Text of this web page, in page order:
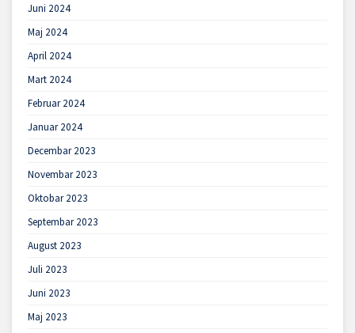
Juni 2024
Maj 2024
April 2024
Mart 2024
Februar 2024
Januar 2024
Decembar 2023
Novembar 2023
Oktobar 2023
Septembar 2023
August 2023
Juli 2023
Juni 2023
Maj 2023